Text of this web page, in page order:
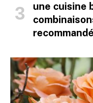
une cuisine